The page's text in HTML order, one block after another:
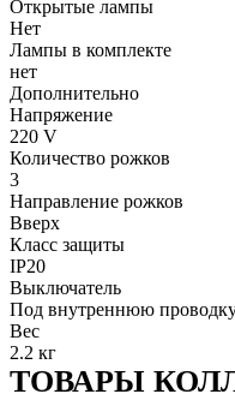
Открытые лампы
Нет
Лампы в комплекте
нет
Дополнительно
Напряжение
220 V
Количество рожков
3
Направление рожков
Вверх
Класс защиты
IP20
Выключатель
Под внутреннюю
Вес
2.2 кг
ТОВАРЫ